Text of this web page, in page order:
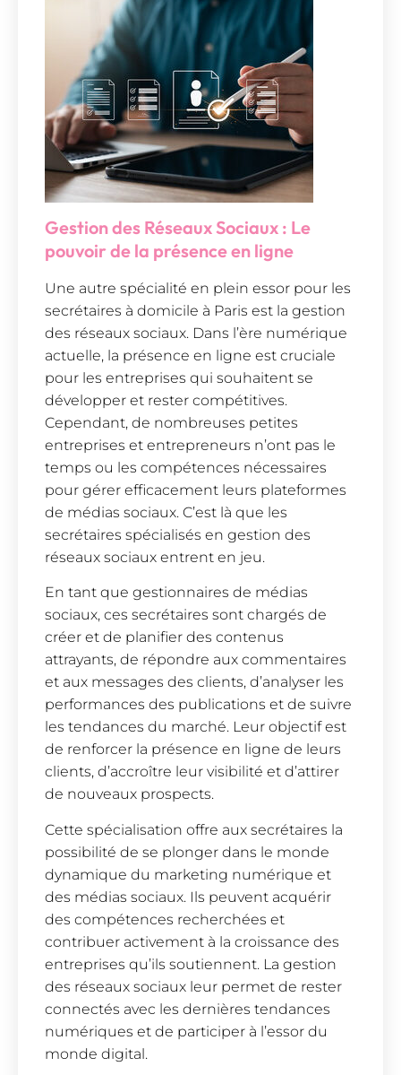
Gestion des Réseaux Sociaux : Le
pouvoir de la présence en ligne
Une autre spécialité en plein essor pour les
secrétaires à domicile à Paris est la gestion
des réseaux sociaux. Dans l’ère numérique
actuelle, la présence en ligne est cruciale
pour les entreprises qui souhaitent se
développer et rester compétitives.
Cependant, de nombreuses petites
entreprises et entrepreneurs n’ont pas le
temps ou les compétences nécessaires
pour gérer efficacement leurs plateformes
de médias sociaux. C’est là que les
secrétaires spécialisés en gestion des
réseaux sociaux entrent en jeu.
En tant que gestionnaires de médias
sociaux, ces secrétaires sont chargés de
créer et de planifier des contenus
attrayants, de répondre aux commentaires
et aux messages des clients, d’analyser les
performances des publications et de suivre
les tendances du marché. Leur objectif est
de renforcer la présence en ligne de leurs
clients, d’accroître leur visibilité et d’attirer
de nouveaux prospects.
Cette spécialisation offre aux secrétaires la
possibilité de se plonger dans le monde
dynamique du marketing numérique et
des médias sociaux. Ils peuvent acquérir
des compétences recherchées et
contribuer activement à la croissance des
entreprises qu’ils soutiennent. La gestion
des réseaux sociaux leur permet de rester
connectés avec les dernières tendances
numériques et de participer à l’essor du
monde digital.